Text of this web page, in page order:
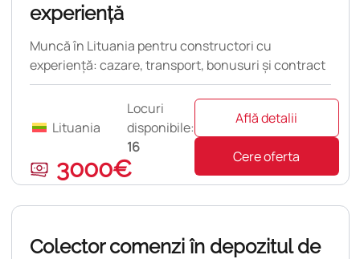
experiență
Muncă în Lituania pentru constructori cu
experiență: cazare, transport, bonusuri și contract
pe 12 luni.
Lituania
Locuri
disponibile:
16
3000€
Află detalii
Cere oferta
Colector comenzi în depozitul de